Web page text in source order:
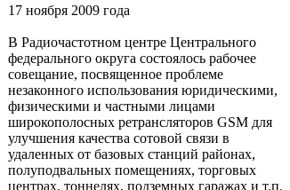
17 ноября 2009 года
В Радиочастотном центре Центрального
федерального округа состоялось рабочее
совещание, посвященное проблеме
незаконного использования юридическими,
физическими и частными лицами
широкополосных ретрансляторов GSM для
улучшения качества сотовой связи в
удаленных от базовых станций районах,
полуподвальных помещениях, торговых
центрах, тоннелях, подземных гаражах и т.п.